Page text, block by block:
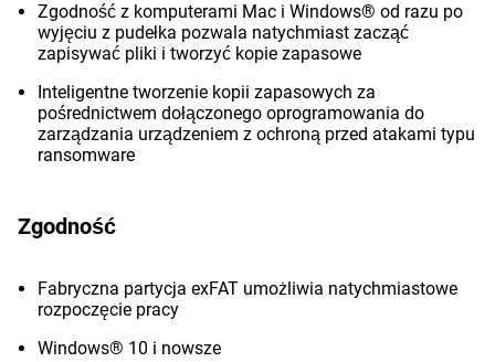
Zgodność z komputerami Mac i Windows® od razu po
wyjęciu z pudełka pozwala natychmiast zacząć
zapisywać pliki i tworzyć kopie zapasowe
Inteligentne tworzenie kopii zapasowych za
pośrednictwem dołączonego oprogramowania do
zarządzania urządzeniem z ochroną przed atakami typu
ransomware
Zgodność
Fabryczna partycja exFAT umożliwia natychmiastowe
rozpoczęcie pracy
Windows® 10 i nowsze